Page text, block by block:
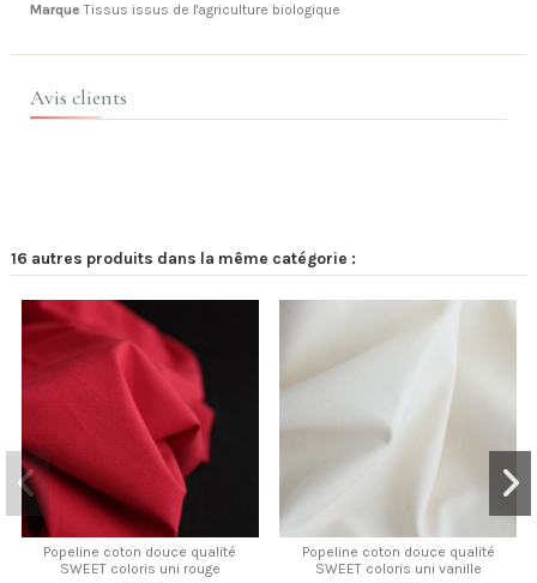
Marque Tissus issus de l'agriculture biologique
Avis clients
16 autres produits dans la même catégorie :
Popeline coton douce qualité
SWEET coloris uni rouge
Popeline coton douce qualité
SWEET coloris uni vanille